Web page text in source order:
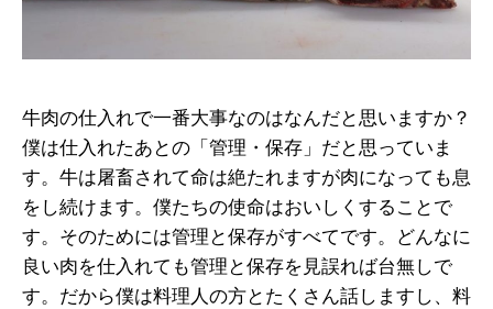
牛肉の仕入れで一番大事なのはなんだと思いますか？
僕は仕入れたあとの「管理・保存」だと思っていま
す。牛は屠畜されて命は絶たれますが肉になっても息
をし続けます。僕たちの使命はおいしくすることで
す。そのためには管理と保存がすべてです。どんなに
良い肉を仕入れても管理と保存を見誤れば台無しで
す。だから僕は料理人の方とたくさん話しますし、料